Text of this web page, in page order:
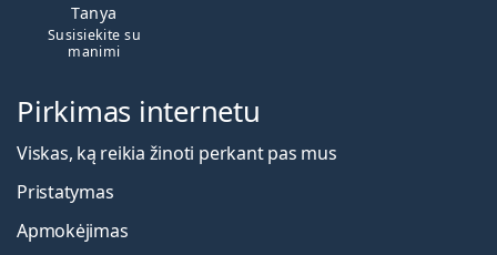
Tanya
Susisiekite su
manimi
Pirkimas internetu
Viskas, ką reikia žinoti perkant pas mus
Pristatymas
Apmokėjimas